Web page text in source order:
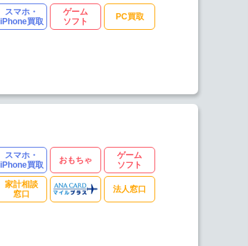
スマホ・
iPhone買取
ゲーム
ソフト
PC買取
スマホ・
iPhone買取
おもちゃ
ゲーム
ソフト
家計相談
窓口
法人窓口